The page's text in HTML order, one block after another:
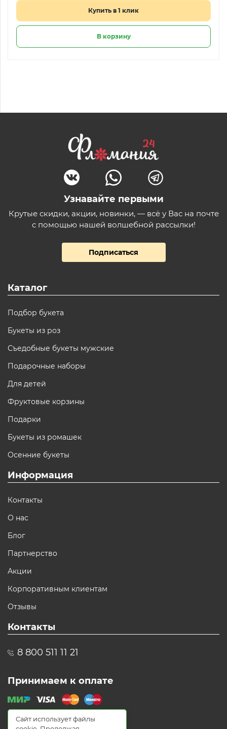
Купить в 1 клик
В корзину
Узнавайте первыми
Крутые скидки, акции, новинки, — всё у Вас на почте
с помощью нашей волшебной рассылки!
Подписаться
Каталог
Подбор букета
Букеты из роз
Съедобные букеты мужские
Подарочные наборы
Для детей
Фруктовые корзины
Подарки
Букеты из ромашек
Осенние букеты
Информация
Контакты
О нас
Блог
Партнерство
Акции
Корпоративным клиентам
Отзывы
Контакты
8 800 511 11 21
Принимаем к оплате
Сайт использует файлы